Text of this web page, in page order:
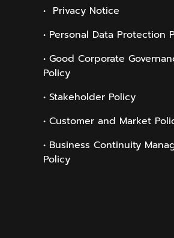
• Privacy Notice
• Personal Data Protection
• Good Corporate
Policy
• Stakeholder Policy
• Customer and Market
• Business Continuity
Policy